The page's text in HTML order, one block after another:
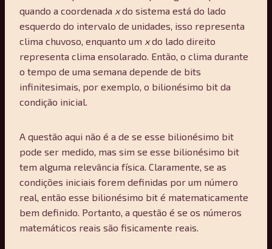
quando a coordenada xdo sistema está do lado
esquerdo do intervalo de unidades, isso representa
clima chuvoso, enquanto um xdo lado direito
representa clima ensolarado. Então, o clima durante
o tempo de uma semana depende de bits
infinitesimais, por exemplo, o bilionésimo bit da
condição inicial.
A questão aqui não é a de se esse bilionésimo bit
pode ser medido, mas sim se esse bilionésimo bit
tem alguma relevância física. Claramente, se as
condições iniciais forem definidas por um número
real, então esse bilionésimo bit é matematicamente
bem definido. Portanto, a questão é se os números
matemáticos reais são fisicamente reais.